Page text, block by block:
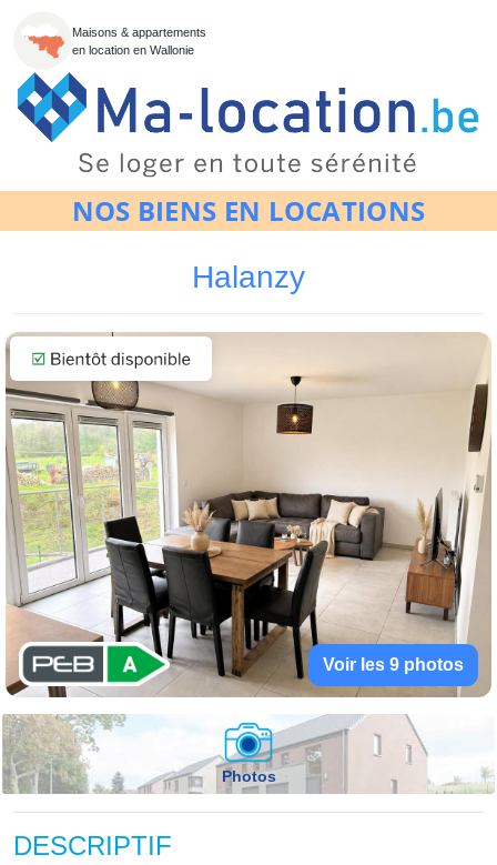
Maisons & appartements
en location en Wallonie
NOS BIENS EN LOCATIONS
Halanzy
Voir les 9 photos
Photos
DESCRIPTIF